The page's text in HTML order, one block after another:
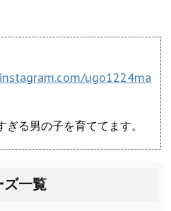
ugo1224ma
る男の子を育ててます。
一覧